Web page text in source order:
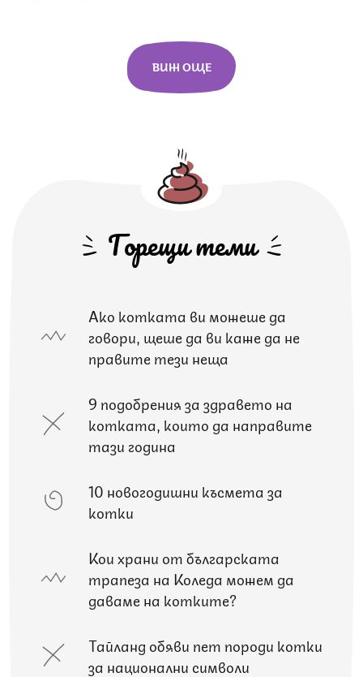
ВИЖ ОЩЕ
Горещи теми
Ако котката ви можеше да
говори, щеше да ви каже да не
правите тези неща
9 подобрения за здравето на
котката, които да направите
тази година
10 новогодишни късмета за
котки
Кои храни от българската
трапеза на Коледа можем да
даваме на котките?
Тайланд обяви пет породи котки
за национални символи